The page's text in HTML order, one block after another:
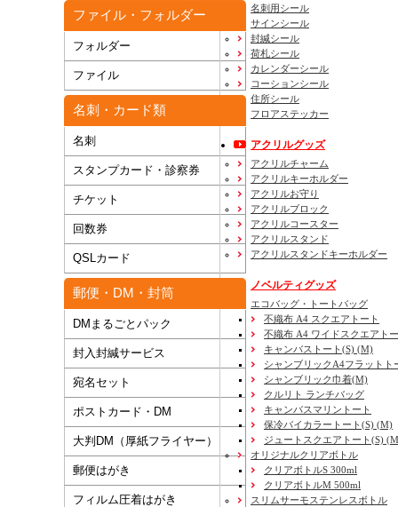
ファイル・フォルダー
フォルダー
ファイル
名刺・カード類
名刺
スタンプカード・診察券
チケット
回数券
QSLカード
郵便・DM・封筒
DMまるごとパック
封入封緘サービス
宛名セット
ポストカード・DM
大判DM（厚紙フライヤー）
郵便はがき
フィルム圧着はがき
名刺用シール
サインシール
封緘シール
荷札シール
カレンダーシール
コーションシール
住所シール
フロアステッカー
アクリルグッズ
アクリルチャーム
アクリルキーホルダー
アクリルお守り
アクリルブロック
アクリルコースター
アクリルスタンド
アクリルスタンドキーホルダー
ノベルティグッズ
エコバッグ・トートバッグ
不織布 A4 スクエアトート
不織布 A4 ワイドスクエアト
キャンバストート(S) (M)
シャンブリックA4フラットト
シャンブリック巾着(M)
クルリト ランチバッグ
キャンバスマリントート
保冷バイカラートート(S) (M)
ジュートスクエアトート(S)
オリジナルクリアボトル
クリアボトルS 300ml
クリアボトルM 500ml
スリムサーモステンレスボトル